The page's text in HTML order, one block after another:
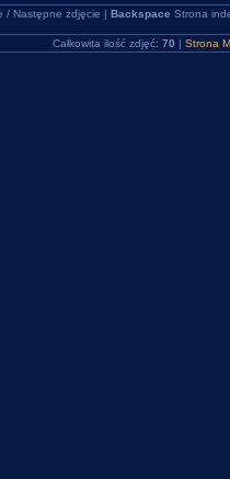
/ Następne zdjęcie | Backspace Strona
Całkowita ilość zdjęć: 70 | Strona